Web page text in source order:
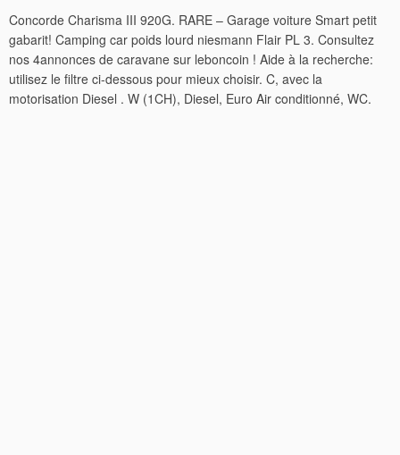
Concorde Charisma III 920G. RARE – Garage voiture Smart petit
gabarit! Camping car poids lourd niesmann Flair PL 3. Consultez
nos 4annonces de caravane sur leboncoin ! Aide à la recherche:
utilisez le filtre ci-dessous pour mieux choisir. C, avec la
motorisation Diesel . W (1CH), Diesel, Euro Air conditionné, WC.